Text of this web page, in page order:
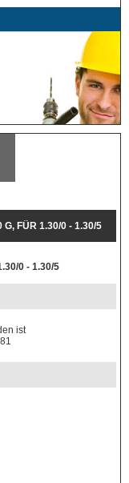
G, FÜR 1.30/0 - 1.30/5
0 - 1.30/5
ist